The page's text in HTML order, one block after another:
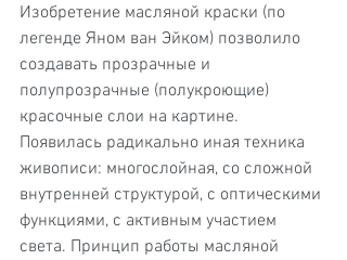
Изобретение масляной краски (по
легенде Яном ван Эйком) позволило
создавать прозрачные и
полупрозрачные (полукроющие)
красочные слои на картине.
Появилась радикально иная техника
живописи: многослойная, со сложной
внутренней структурой, с оптическими
функциями, с активным участием
света. Принцип работы масляной